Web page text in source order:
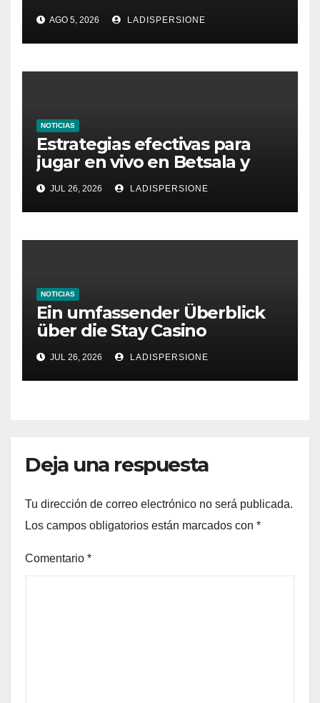
Ratgeber für moderne
Glücksspielplattformen
AGO 5, 2026 LADISPERSIONE
NOTICIAS
Estrategias efectivas para
jugar en vivo en Betsala y
aumentar tus ganancias
JUL 26, 2026 LADISPERSIONE
NOTICIAS
Ein umfassender Überblick
über die Stay Casino
Bonusbedingungen
JUL 26, 2026 LADISPERSIONE
Deja una respuesta
Tu dirección de correo electrónico no será publicada.
Los campos obligatorios están marcados con *
Comentario *